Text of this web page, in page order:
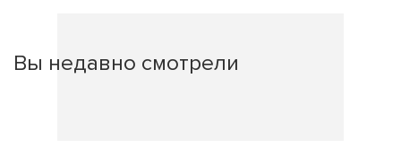
Вы недавно смотрели